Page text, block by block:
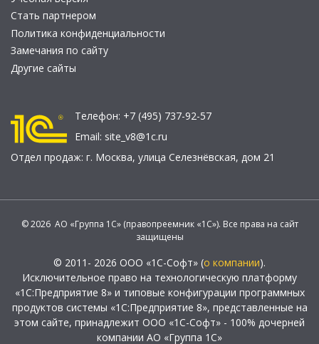
Стать партнером
Политика конфиденциальности
Замечания по сайту
Другие сайты
Телефон: +7 (495) 737-92-57
Email: site_v8@1c.ru
Отдел продаж: г. Москва, улица Селезнёвская, дом 21
© 2026 АО «Группа 1С» (правопреемник «1С»). Все права на сайт
защищены
© 2011- 2026 ООО «1С-Софт» (о компании).
Исключительное право на технологическую платформу
«1С:Предприятие 8» и типовые конфигурации программных
продуктов системы «1С:Предприятие 8», представленные на
этом сайте, принадлежит ООО «1С-Софт» - 100% дочерней
компании АО «Группа 1С»